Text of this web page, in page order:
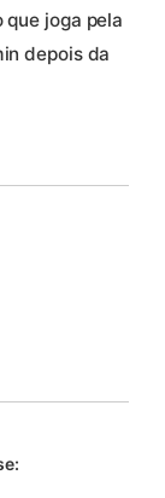
joga pela
depois da